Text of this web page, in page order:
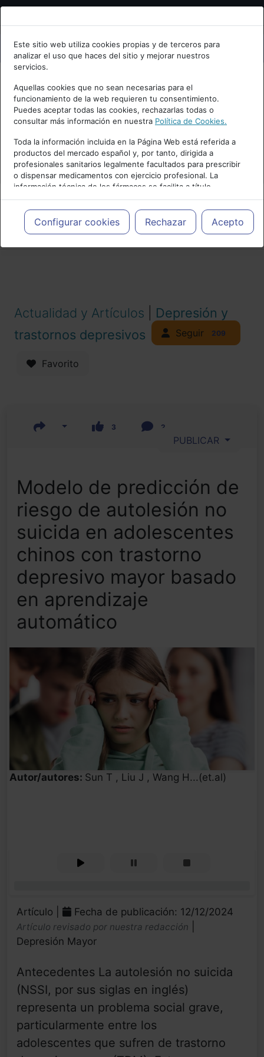
Bienvenid@ a psiquiatria.com
Escribe tu Email
Accede o regístrate con tu email.
Cancelar
Este sitio web utiliza cookies propias y de terceros para
analizar el uso que haces del sitio y mejorar nuestros
servicios.
Aquellas cookies que no sean necesarias para el
funcionamiento de la web requieren tu consentimiento.
Puedes aceptar todas las cookies, rechazarlas todas o
consultar más información en nuestra Política de Cookies.
Toda la información incluida en la Página Web está referida a
productos del mercado español y, por tanto, dirigida a
profesionales sanitarios legalmente facultados para prescribir
o dispensar medicamentos con ejercicio profesional. La
información técnica de los fármacos se facilita a título
meramente informativo, siendo responsabilidad de los
profesionales facultados prescribir medicamentos y decidir, en
cada caso concreto, el tratamiento más adecuado a las
necesidades del paciente.
Configurar cookies Rechazar Acepto
PUBLICIDAD
Actualidad y Artículos
Depresión y
trastornos depresivos
Seguir 209
Favorito
3 2
PUBLICAR
Modelo de predicción de
riesgo de autolesión no
suicida en adolescentes
chinos con trastorno
depresivo mayor basado
en aprendizaje
automático
Autor/autores: Sun T , Liu J , Wang H...(et.al)
Artículo | Fecha de publicación: 12/12/2024
Artículo revisado por nuestra redacción
Depresión Mayor
Antecedentes La autolesión no suicida
(NSSI, por sus siglas en inglés)
representa un problema social grave,
particularmente entre los
adolescentes que sufren de trastorno